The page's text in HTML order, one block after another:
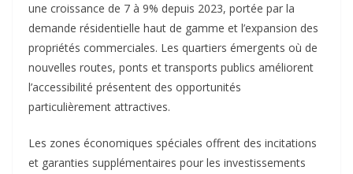
une croissance de 7 à 9% depuis 2023, portée par la
demande résidentielle haut de gamme et l’expansion des
propriétés commerciales. Les quartiers émergents où de
nouvelles routes, ponts et transports publics améliorent
l’accessibilité présentent des opportunités
particulièrement attractives.​
Les zones économiques spéciales offrent des incitations
et garanties supplémentaires pour les investissements